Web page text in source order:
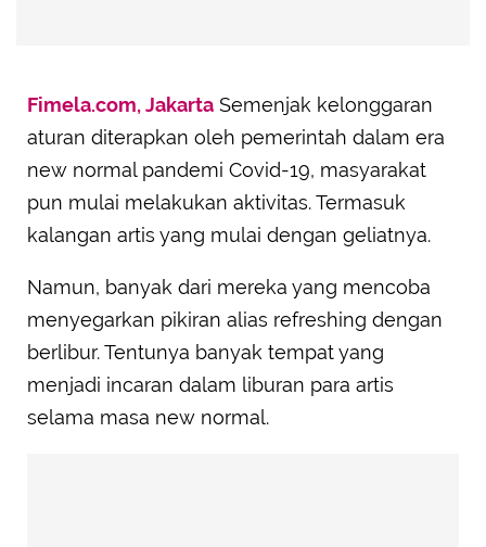
Fimela.com, Jakarta Semenjak kelonggaran
aturan diterapkan oleh pemerintah dalam era
new normal pandemi Covid-19, masyarakat
pun mulai melakukan aktivitas. Termasuk
kalangan artis yang mulai dengan geliatnya.
Namun, banyak dari mereka yang mencoba
menyegarkan pikiran alias refreshing dengan
berlibur. Tentunya banyak tempat yang
menjadi incaran dalam liburan para artis
selama masa new normal.